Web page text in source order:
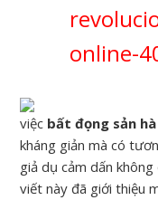
online-
việc bất đọng sản
kháng giản mà có
giả dụ cảm dấn
viết này đã giới thiệu